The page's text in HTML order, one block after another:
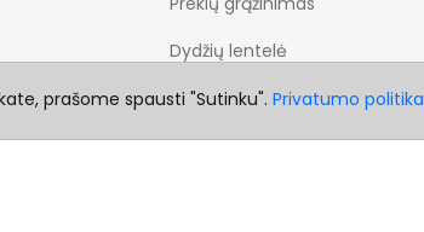
Dydžių lentelė
prašome spausti "Sutinku". Privatumo politika